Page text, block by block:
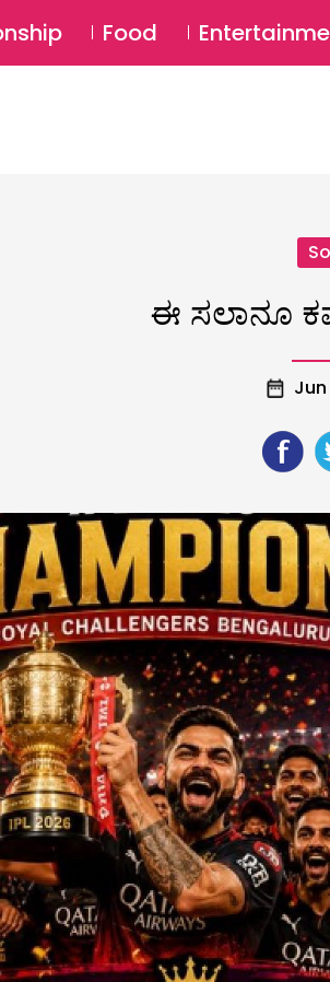
Food
ಈ ಸಲಾನೂ
Jun